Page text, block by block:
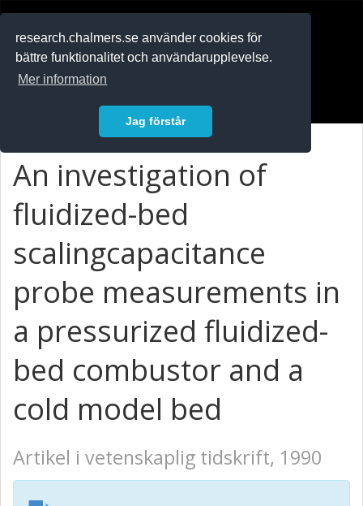
research.chalmers.se använder cookies för
bättre funktionalitet och användarupplevelse.
Mer information
Jag förstår
An investigation of
fluidized-bed
scalingcapacitance
probe measurements in
a pressurized fluidized-
bed combustor and a
cold model bed
Artikel i vetenskaplig tidskrift, 1990